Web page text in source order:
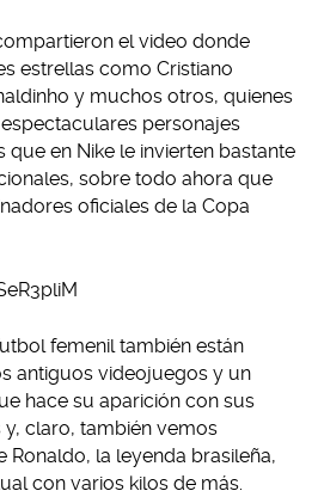
el video donde
estrellas como Cristiano
y muchos otros, quienes
personajes
que en Nike le invierten bastante
sobre todo ahora que
oficiales de la Copa
femenil también están
antiguos videojuegos y un
hace su aparición con sus
y, claro, también vemos
Ronaldo, la leyenda brasileña,
con varios kilos de más.